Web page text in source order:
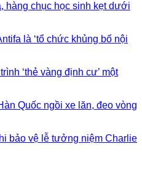
hàng chục học sinh kẹt dưới
là ‘tổ chức khủng bố nội
‘thẻ vàng định cư’ một
Quốc ngồi xe lăn, đeo vòng
bảo vệ lễ tưởng niệm Charlie